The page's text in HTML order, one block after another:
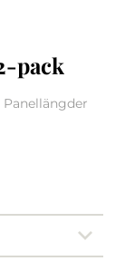
pack